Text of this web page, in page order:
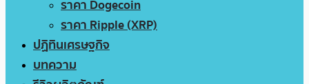
ราคา Dogecoin
ราคา Ripple (XRP)
ปฏิทินเศรษฐกิจ
บทความ